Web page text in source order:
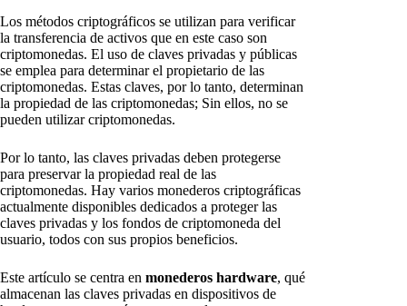
Los métodos criptográficos se utilizan para verificar
la transferencia de activos que en este caso son
criptomonedas. El uso de claves privadas y públicas
se emplea para determinar el propietario de las
criptomonedas. Estas claves, por lo tanto, determinan
la propiedad de las criptomonedas; Sin ellos, no se
pueden utilizar criptomonedas.
Por lo tanto, las claves privadas deben protegerse
para preservar la propiedad real de las
criptomonedas. Hay varios monederos criptográficas
actualmente disponibles dedicados a proteger las
claves privadas y los fondos de criptomoneda del
usuario, todos con sus propios beneficios.
Este artículo se centra en monederos hardware, qué
almacenan las claves privadas en dispositivos de